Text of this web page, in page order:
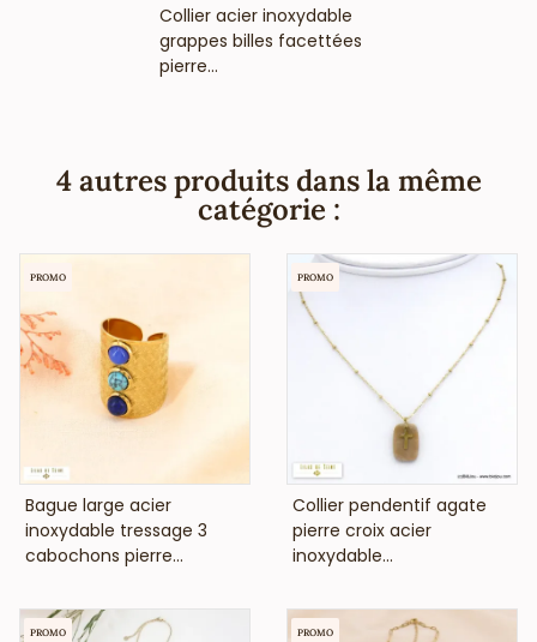
VOIR LE PRIX
Collier acier inoxydable
grappes billes facettées
pierre...
4 autres produits dans la même
catégorie :
VOIR LE PRIX
Bague large acier
inoxydable tressage 3
cabochons pierre...
PROMO
VOIR LE PRIX
Collier pendentif agate
pierre croix acier
inoxydable...
PROMO
PROMO PROMO